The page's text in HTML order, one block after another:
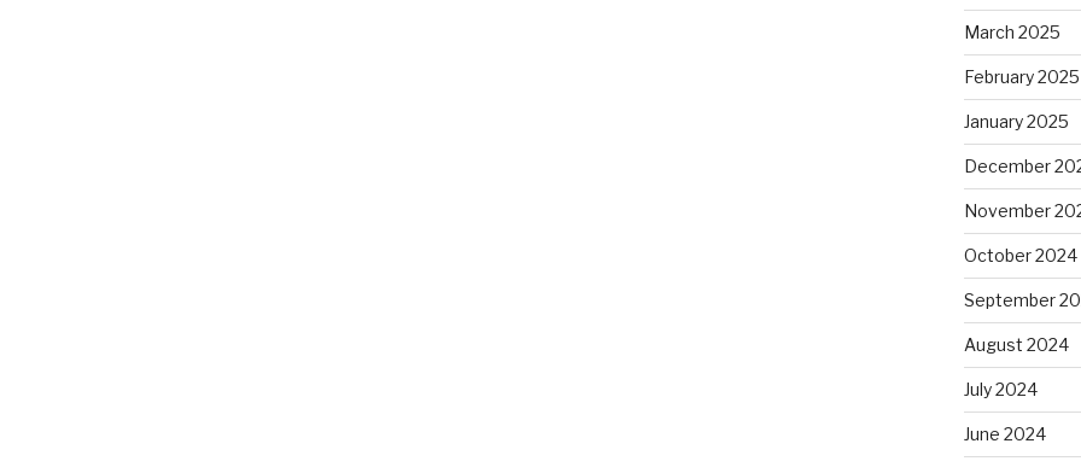
March 2025
February 2025
January 2025
December
November
October 2024
September
August 2024
July 2024
June 2024